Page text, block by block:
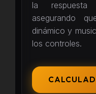
la
asegurando
dinámico y
los controles.